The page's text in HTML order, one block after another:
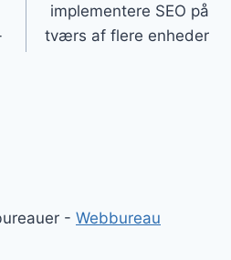
implementere SEO på
tværs af flere enheder
- Webbureau